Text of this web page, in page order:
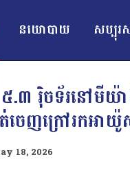
នយោបាយ សប្បុ
រ៉ិចទ័រនៅមីយ៉ា
ត់ចេញក្រៅរកអា
18, 2026